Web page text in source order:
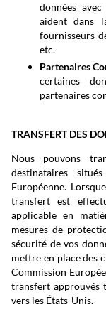
données
aident dans
fournisseurs
etc.
Partenaires
certaines
partenaires
TRANSFERT DES
Nous pouvons
destinataires
Européenne.
transfert est
applicable en
mesures de
sécurité de vos
mettre en place des
Commission
transfert approuvés
vers les États-Unis.